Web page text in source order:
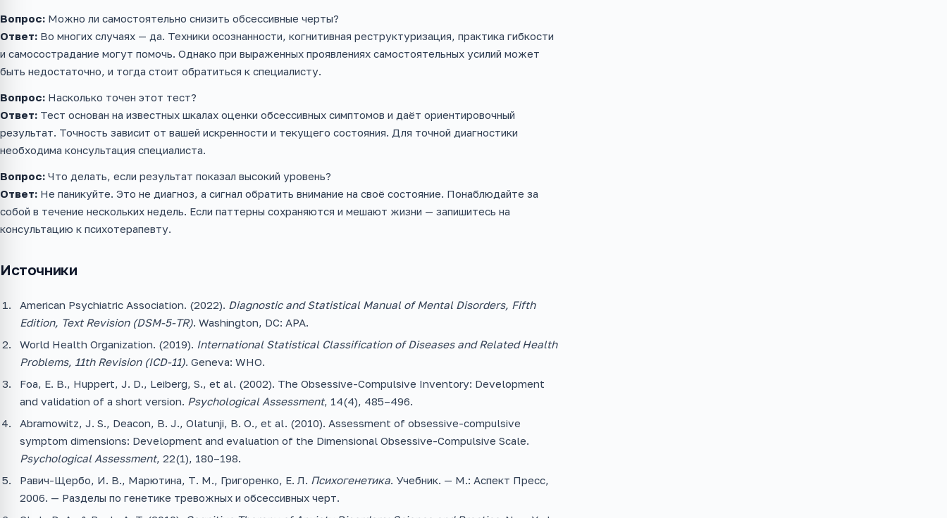
Вопрос: Можно ли самостоятельно снизить обсессивные черты?
Ответ: Во многих случаях — да. Техники осознанности, когнитивная реструктуризация, практика гибкости
и самосострадание могут помочь. Однако при выраженных проявлениях самостоятельных усилий может
быть недостаточно, и тогда стоит обратиться к специалисту.
Вопрос: Насколько точен этот тест?
Ответ: Тест основан на известных шкалах оценки обсессивных симптомов и даёт ориентировочный
результат. Точность зависит от вашей искренности и текущего состояния. Для точной диагностики
необходима консультация специалиста.
Вопрос: Что делать, если результат показал высокий уровень?
Ответ: Не паникуйте. Это не диагноз, а сигнал обратить внимание на своё состояние. Понаблюдайте за
собой в течение нескольких недель. Если паттерны сохраняются и мешают жизни — запишитесь на
консультацию к психотерапевту.
Источники
American Psychiatric Association. (2022). Diagnostic and Statistical Manual of Mental Disorders, Fifth
Edition, Text Revision (DSM-5-TR). Washington, DC: APA.
World Health Organization. (2019). International Statistical Classification of Diseases and Related Health
Problems, 11th Revision (ICD-11). Geneva: WHO.
Foa, E. B., Huppert, J. D., Leiberg, S., et al. (2002). The Obsessive-Compulsive Inventory: Development
and validation of a short version. Psychological Assessment, 14(4), 485–496.
Abramowitz, J. S., Deacon, B. J., Olatunji, B. O., et al. (2010). Assessment of obsessive-compulsive
symptom dimensions: Development and evaluation of the Dimensional Obsessive-Compulsive Scale.
Psychological Assessment, 22(1), 180–198.
Равич-Щербо, И. В., Марютина, Т. М., Григоренко, Е. Л. Психогенетика. Учебник. — М.: Аспект Пресс,
2006. — Разделы по генетике тревожных и обсессивных черт.